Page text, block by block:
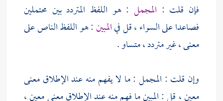
فإن قلت : المجمل : هو اللفظ المتردد بين محتملين
فصاعدا على السواء ، قل فيالمبين: هو اللفظ الناص على
معنى ، غير متردد ، متساو .
وإن قلت : المجمل : ما لا يفهم منه عند الإطلاق معنى
معين ، قل : المبين ما فهم منه عند الإطلاق معنى معين ،